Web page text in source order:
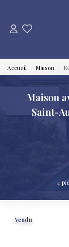
Accueil Maison
Maison
Saint-
4
Vendu